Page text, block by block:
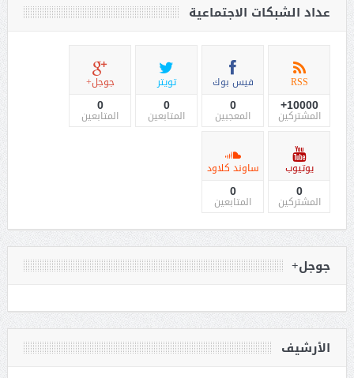
عداد الشبكات الاجتماعية
RSS
10000+
المشتركين
فيس بوك
0
المعجبين
تويتر
0
المتابعين
جوجل+
0
المتابعين
يوتيوب
0
المشتركين
ساوند كلاود
0
المتابعين
جوجل+
الأرشيف